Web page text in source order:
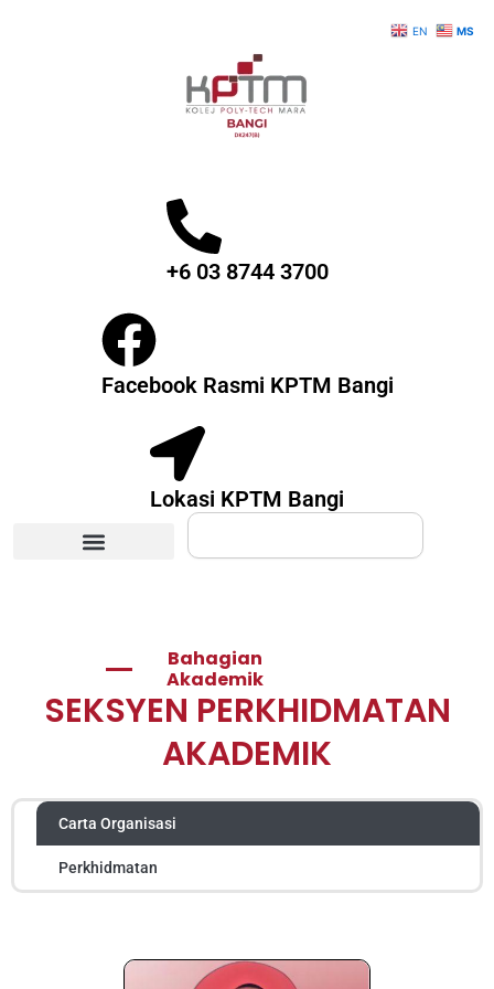
+6 03 8744 3700
Facebook Rasmi KPTM Bangi
Lokasi KPTM Bangi
Search
Bahagian
Akademik
SEKSYEN PERKHIDMATAN
AKADEMIK
Carta Organisasi
Perkhidmatan
EN MS